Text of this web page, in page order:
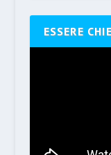
ESSERE